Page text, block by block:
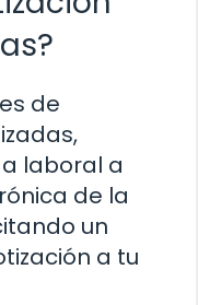
de
laboral a
de la
un
a tu